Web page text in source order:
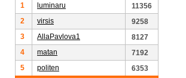
1
luminaru
11356
2
virsis
9258
3
AllaPavlova1
8127
4
matan
7192
5
politen
6353